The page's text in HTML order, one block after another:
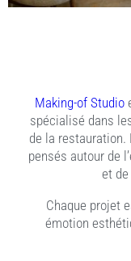
Making-of Studio
spécialisé dans
de la
pensés autour de
et de
Chaque projet
émotion